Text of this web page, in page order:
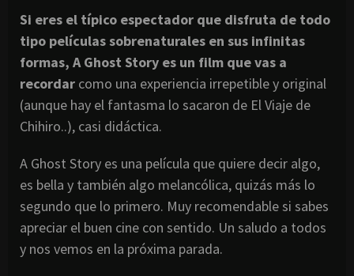
Si eres el típico espectador que disfruta de todo
tipo películas sobrenaturales en sus infinitas
formas, A Ghost Story es un film que vas a
recordar como una experiencia irrepetible y original
(aunque hay el fantasma lo sacaron de El Viaje de
Chihiro..), casi didáctica.
A Ghost Story es una película que quiere decir algo,
es bella y también algo melancólica, quizás más lo
segundo que lo primero. Muy recomendable si sabes
apreciar el buen cine con sentido. Un saludo a todos
y nos vemos en la próxima parada.